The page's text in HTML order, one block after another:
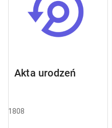
Akta urodzeń
1808